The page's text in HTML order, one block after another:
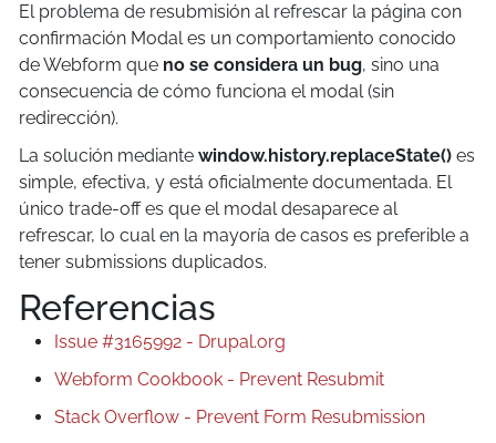
El problema de resubmisión al refrescar la página con
confirmación Modal es un comportamiento conocido
de Webform que no se considera un bug, sino una
consecuencia de cómo funciona el modal (sin
redirección).
La solución mediante window.history.replaceState() es
simple, efectiva, y está oficialmente documentada. El
único trade-off es que el modal desaparece al
refrescar, lo cual en la mayoría de casos es preferible a
tener submissions duplicados.
Referencias
Issue #3165992 - Drupal.org
Webform Cookbook - Prevent Resubmit
Stack Overflow - Prevent Form Resubmission